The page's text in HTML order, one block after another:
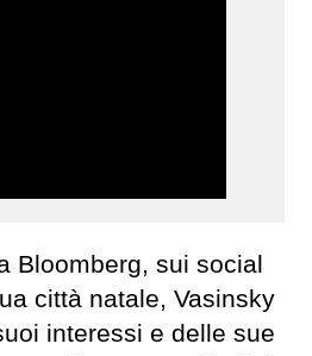
Bloomberg, sui social
città natale, Vasinsky
interessi e delle sue